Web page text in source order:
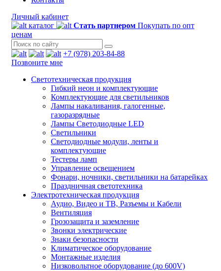
Личный кабинет
каталог
Стать партнером Покупать по опт
ценам
+7 (978) 203-84-88
Позвоните мне
Светотехническая продукция
Гибкий неон и комплектующие
Комплектующие для светильников
Лампы накаливания, галогенные,
газоразрядные
Лампы Светодиодные LED
Светильники
Светодиодные модули, ленты и
комплектующие
Тестеры ламп
Управление освещением
Фонари, ночники, светильники на батарейках
Праздничная светотехника
Электротехническая продукция
Аудио, Видео и ТВ, Разъемы и Кабели
Вентиляция
Грозозащита и заземление
Звонки электрические
Знаки безопасности
Климатическое оборудование
Монтажные изделия
Низковольтное оборудование (до 600V)